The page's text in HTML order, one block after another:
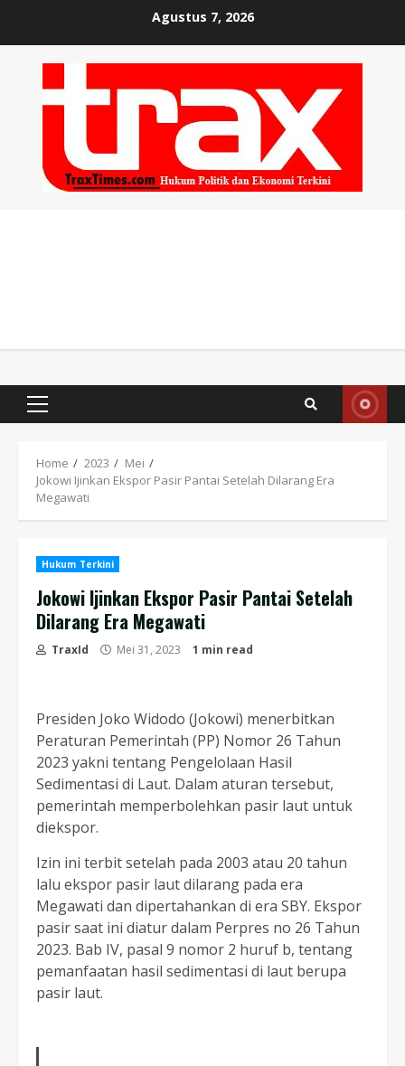
Agustus 7, 2026
Primary
Home 2023
Mei
Jokowi Ijinkan Ekspor Pasir Pantai Setelah Dilarang Era
Megawati
Hukum Terkini
Jokowi Ijinkan Ekspor Pasir Pantai Setelah
Dilarang Era Megawati
TraxId Mei 31, 2023 1 min read
Presiden Joko Widodo (Jokowi) menerbitkan
Peraturan Pemerintah (PP) Nomor 26 Tahun
2023 yakni tentang Pengelolaan Hasil
Sedimentasi di Laut. Dalam aturan tersebut,
pemerintah memperbolehkan pasir laut untuk
diekspor.
Izin ini terbit setelah pada 2003 atau 20 tahun
lalu ekspor pasir laut dilarang pada era
Megawati dan dipertahankan di era SBY. Ekspor
pasir saat ini diatur dalam Perpres no 26 Tahun
2023. Bab IV, pasal 9 nomor 2 huruf b, tentang
pemanfaatan hasil sedimentasi di laut berupa
pasir laut.